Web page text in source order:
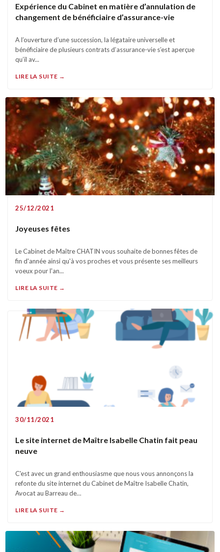
Expérience du Cabinet en matière d’annulation de
changement de bénéficiaire d’assurance-vie
A l’ouverture d’une succession, la légataire universelle et
bénéficiaire de plusieurs contrats d’assurance-vie s’est aperçue
qu’il av...
LIRE LA SUITE →
25/12/2021
Joyeuses fêtes
Le Cabinet de Maître CHATIN vous souhaite de bonnes fêtes de
fin d'année ainsi qu'à vos proches et vous présente ses meilleurs
voeux pour l'an...
LIRE LA SUITE →
30/11/2021
Le site internet de Maître Isabelle Chatin fait peau
neuve
C'est avec un grand enthousiasme que nous vous annonçons la
refonte du site internet du Cabinet de Maître Isabelle Chatin,
Avocat au Barreau de…
LIRE LA SUITE →